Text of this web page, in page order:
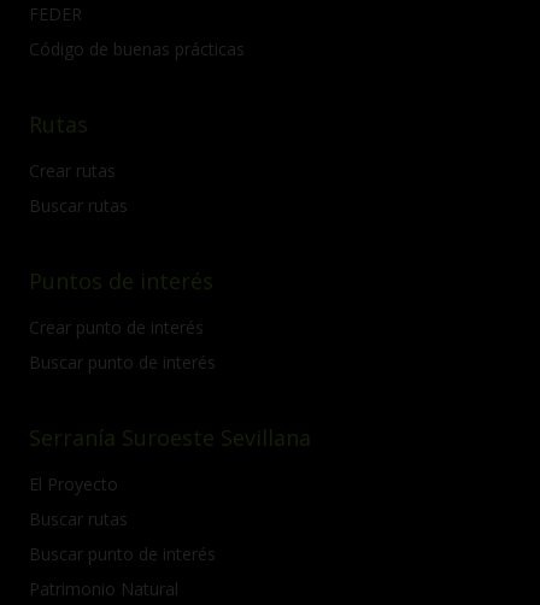
FEDER
Código de buenas prácticas
Rutas
Crear rutas
Buscar rutas
Puntos de interés
Crear punto de interés
Buscar punto de interés
Serranía Suroeste Sevillana
El Proyecto
Buscar rutas
Buscar punto de interés
Patrimonio Natural